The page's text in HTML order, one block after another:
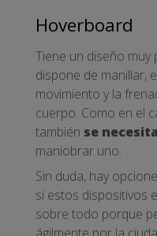
Hoverboard
Tiene un diseño
dispone de manillar,
movimiento y la
cuerpo. Como en el
también se
maniobrar uno.
Sin duda, hay
si estos dispositivos
sobre todo porque